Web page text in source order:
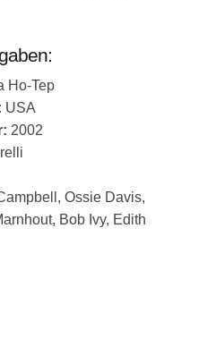
Ho-Tep
USA
2002
Ossie Davis,
Bob Ivy, Edith